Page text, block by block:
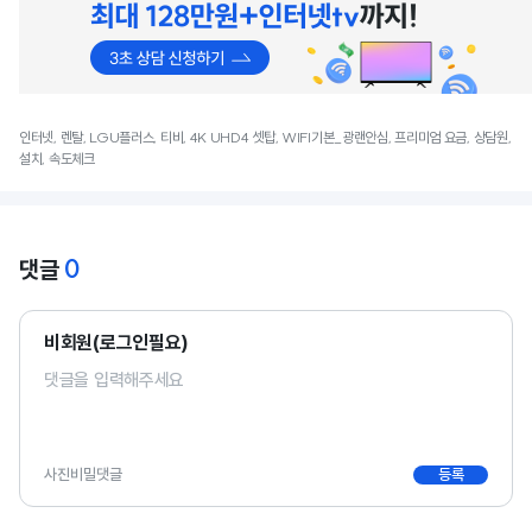
인터넷, 렌탈, LGU플러스, 티비, 4K UHD4 셋탑, WIFI기본_광랜안심, 프리미엄 요금, 상담원,
설치, 속도체크
댓글 0
비회원(로그인필요)
사진비밀댓글 등록